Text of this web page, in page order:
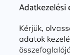
Adatkezelési
Kérjük,
adatok